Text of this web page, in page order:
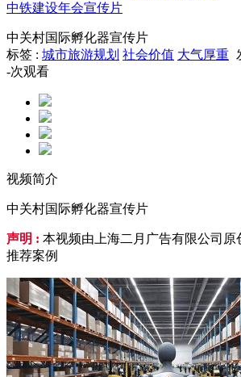
中铁建设年会宣传片
中关村国际孵化器宣传片
标签 : 城市旅游规划 社会价值 大气厚重
-次观看
视频简介
中关村国际孵化器宣传片
声明 : 本视频由上海二月广告有限公司
推荐案例